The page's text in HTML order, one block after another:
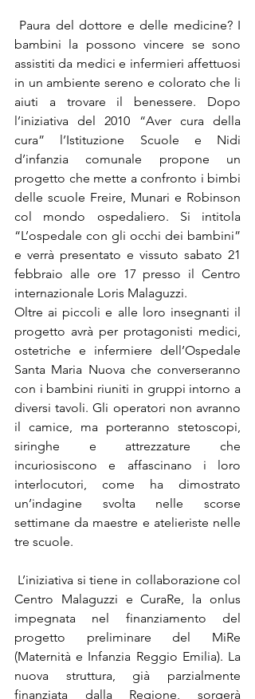
bambini la possono vincere se sono
assistiti da medici e infermieri affettuosi
in un ambiente sereno e colorato che li
aiuti a trovare il benessere. Dopo
l’iniziativa del 2010 “Aver cura della
cura” l’Istituzione Scuole e Nidi
d’infanzia comunale propone un
progetto che mette a confronto i bimbi
delle scuole Freire, Munari e Robinson
col mondo ospedaliero. Si intitola
“L’ospedale con gli occhi dei bambini”
e verrà presentato e vissuto sabato 21
febbraio alle ore 17 presso il Centro
internazionale Loris Malaguzzi.
Oltre ai piccoli e alle loro insegnanti il
progetto avrà per protagonisti medici,
ostetriche e infermiere dell’Ospedale
Santa Maria Nuova che converseranno
con i bambini riuniti in gruppi intorno a
diversi tavoli. Gli operatori non avranno
il camice, ma porteranno stetoscopi,
siringhe e attrezzature che
incuriosiscono e affascinano i loro
interlocutori, come ha dimostrato
un’indagine svolta nelle scorse
settimane da maestre e atelieriste nelle
tre scuole.
Centro Malaguzzi e CuraRe, la onlus
impegnata nel finanziamento del
progetto preliminare del MiRe
(Maternità e Infanzia Reggio Emilia). La
nuova struttura, già parzialmente
finanziata dalla Regione, sorgerà